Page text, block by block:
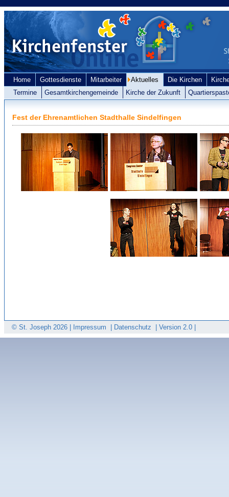
Home Gottesdienste Mitarbeiter Aktuelles Die Kirchen
Termine
Gesamtkirchengemeinde Kirche der Zukunft
Fest der Ehrenamtlichen Stadthalle Sindelfingen
© St. Joseph 2026 | Impressum Datenschutz Version 2.0 |